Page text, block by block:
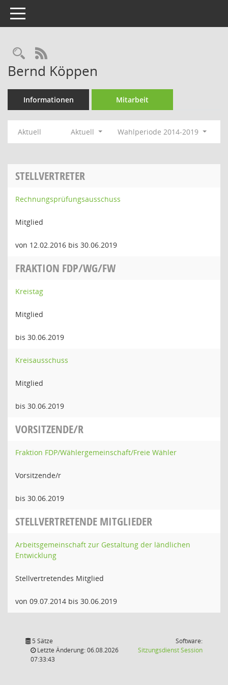
Toggle navigation
Rechercheauswahl
RSS-Feed
Bernd Köppen
Informationen Mitarbeit
Aktuell Aktuell Wahlperiode 2014-2019
STELLVERTRETER
Rechnungsprüfungsausschuss
Mitglied
von 12.02.2016 bis 30.06.2019
FRAKTION FDP/WG/FW
Kreistag
Mitglied
bis 30.06.2019
Kreisausschuss
Mitglied
bis 30.06.2019
VORSITZENDE/R
Fraktion FDP/Wählergemeinschaft/Freie Wähler
Vorsitzende/r
bis 30.06.2019
STELLVERTRETENDE MITGLIEDER
Arbeitsgemeinschaft zur Gestaltung der ländlichen
Entwicklung
Stellvertretendes Mitglied
von 09.07.2014 bis 30.06.2019
5 Sätze
Letzte Änderung: 06.08.2026
07:33:43
Software:
SitzungsdienstSession(Wird in